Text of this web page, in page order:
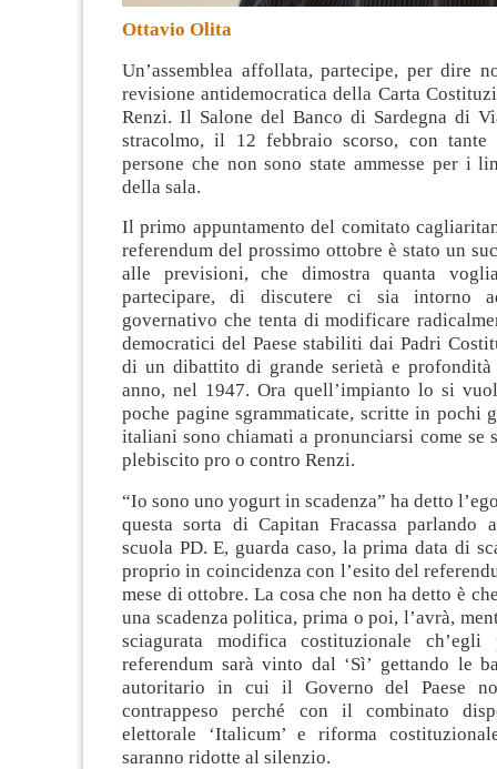
Ottavio Olita
Un’assemblea affollata, partecipe, per dire
revisione antidemocratica della Carta
Renzi. Il Salone del Banco di Sardegna di
stracolmo, il 12 febbraio scorso, con
persone che non sono state ammesse per i
della sala.
Il primo appuntamento del comitato
referendum del prossimo ottobre è stato un
alle previsioni, che dimostra quanta
partecipare, di discutere ci sia intorno
governativo che tenta di modificare
democratici del Paese stabiliti dai Padri
di un dibattito di grande serietà e
anno, nel 1947. Ora quell’impianto lo si
poche pagine sgrammaticate, scritte in pochi
italiani sono chiamati a pronunciarsi come se
plebiscito pro o contro Renzi.
“Io sono uno yogurt in scadenza” ha detto
questa sorta di Capitan Fracassa parlando
scuola PD. E, guarda caso, la prima data di
proprio in coincidenza con l’esito del
mese di ottobre. La cosa che non ha detto è
una scadenza politica, prima o poi, l’avrà,
sciagurata modifica costituzionale
referendum sarà vinto dal ‘Sì’ gettando le
autoritario in cui il Governo del Paese
contrappeso perché con il combinato
elettorale ‘Italicum’ e riforma
saranno ridotte al silenzio.